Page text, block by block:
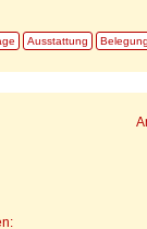
Ausstattung